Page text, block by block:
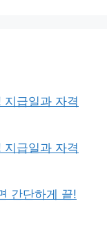
급일과 자격
급일과 자격
간단하게 끝!